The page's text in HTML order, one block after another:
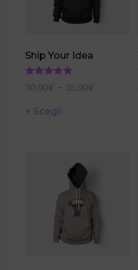
Ship Your Idea
Valutato
4.00
30,00€ – 35,00€
Scegli